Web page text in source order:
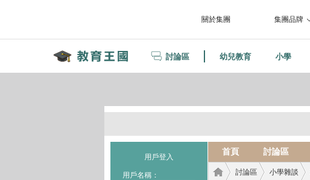
關於集團 集團品牌
討論區 幼兒教育 小學
用戶登入
用戶名稱：
首頁 討論區
討論區 小學雜談